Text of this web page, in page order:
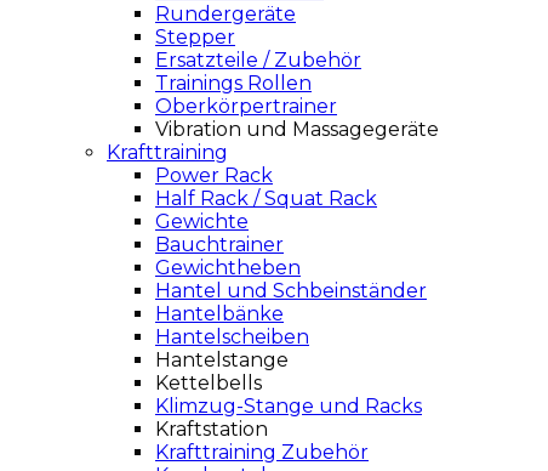
Rundergeräte
Stepper
Ersatzteile / Zubehör
Trainings Rollen
Oberkörpertrainer
Vibration und Massagegeräte
Krafttraining
Power Rack
Half Rack / Squat Rack
Gewichte
Bauchtrainer
Gewichtheben
Hantel und Schbeinständer
Hantelbänke
Hantelscheiben
Hantelstange
Kettelbells
Klimzug-Stange und Racks
Kraftstation
Krafttraining Zubehör